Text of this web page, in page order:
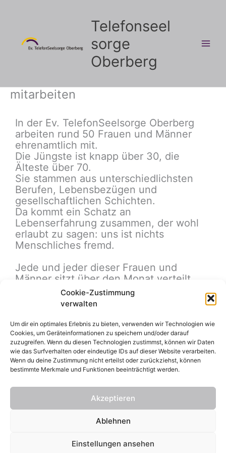
Cookie-Zustimmung
verwalten
Um dir ein optimales Erlebnis zu bieten, verwenden wir Technologien wie
Cookies, um Geräteinformationen zu speichern und/oder darauf
zuzugreifen. Wenn du diesen Technologien zustimmst, können wir Daten
wie das Surfverhalten oder eindeutige IDs auf dieser Website verarbeiten.
Wenn du deine Zustimmung nicht erteilst oder zurückziehst, können
bestimmte Merkmale und Funktionen beeinträchtigt werden.
Akzeptieren
Ablehnen
Einstellungen ansehen
Telefonseel
sorge
Oberberg
mitarbeiten
In der Ev. TelefonSeelsorge Oberberg
arbeiten rund 50 Frauen und Männer
ehrenamtlich mit.
Die Jüngste ist knapp über 30, die
Älteste über 70.
Sie stammen aus unterschiedlichsten
Berufen, Lebensbezügen und
gesellschaftlichen Schichten.
Da kommt ein Schatz an
Lebenserfahrung zusammen, der wohl
erlaubt zu sagen: uns ist nichts
Menschliches fremd.
Jede und jeder dieser Frauen und
Männer sitzt über den Monat verteilt
etwa 15 Stunden am Telefon.
zur Reflexion der Arbeit. Drei
nebenberufliche Supervisoren begleiten
diese reflektierende Arbeit mit ihrer
Fachkompetenz.
© 2022 Ev. Telefonseelsorge Oberberg
impressum